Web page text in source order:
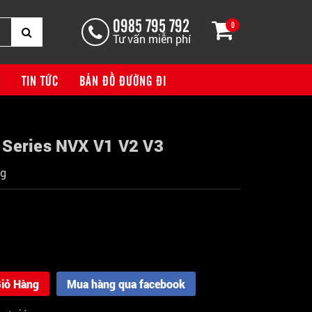
0
0985 795 792
Tư vấn miễn phí
TIN TỨC BẢN ĐỒ ĐƯỜNG ĐI
NVX V1 V2 V3
Hàng Mua hàng qua facebook